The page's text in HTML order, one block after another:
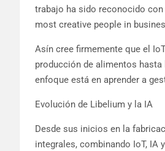
trabajo ha sido reconocido
most creative people in
Asín cree firmemente que el
producción de alimentos
enfoque está en aprender a
Evolución de Libelium y la IA
Desde sus inicios en la
integrales, combinando IoT,